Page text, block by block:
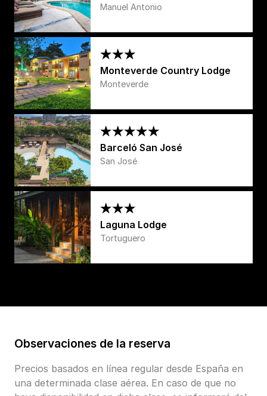
Manuel Antonio
Monteverde Country Lodge
Monteverde
Barceló San José
San José
Laguna Lodge
Tortuguero
Observaciones de la reserva
Precios basados en línea regular desde España en
una determinada clase aérea. En caso de que no